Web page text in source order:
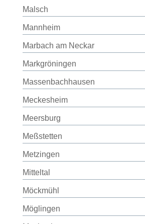
Malsch
Mannheim
Marbach am Neckar
Markgröningen
Massenbachhausen
Meckesheim
Meersburg
Meßstetten
Metzingen
Mitteltal
Möckmühl
Möglingen